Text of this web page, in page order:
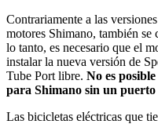
Contrariamente a las
motores Shimano, también
lo tanto, es necesario que el
instalar la nueva versión de
Tube Port libre. No es
para Shimano sin un
Las bicicletas eléctricas que